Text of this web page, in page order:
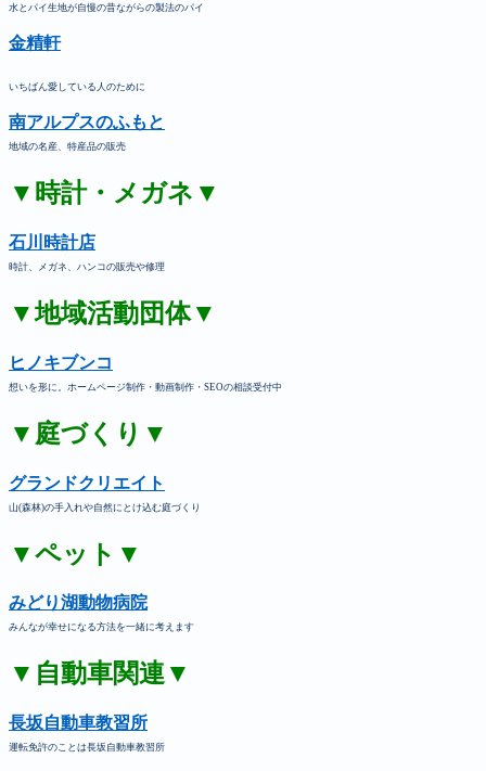
水とパイ生地が自慢の昔ながらの製法のパイ
金精軒
いちばん愛している人のために
南アルプスのふもと
地域の名産、特産品の販売
▼時計・メガネ▼
石川時計店
時計、メガネ、ハンコの販売や修理
▼地域活動団体▼
ヒノキブンコ
想いを形に。ホームページ制作・動画制作・SEOの相談受付中
▼庭づくり▼
グランドクリエイト
山(森林)の手入れや自然にとけ込む庭づくり
▼ペット▼
みどり湖動物病院
みんなが幸せになる方法を一緒に考えます
▼自動車関連▼
長坂自動車教習所
運転免許のことは長坂自動車教習所